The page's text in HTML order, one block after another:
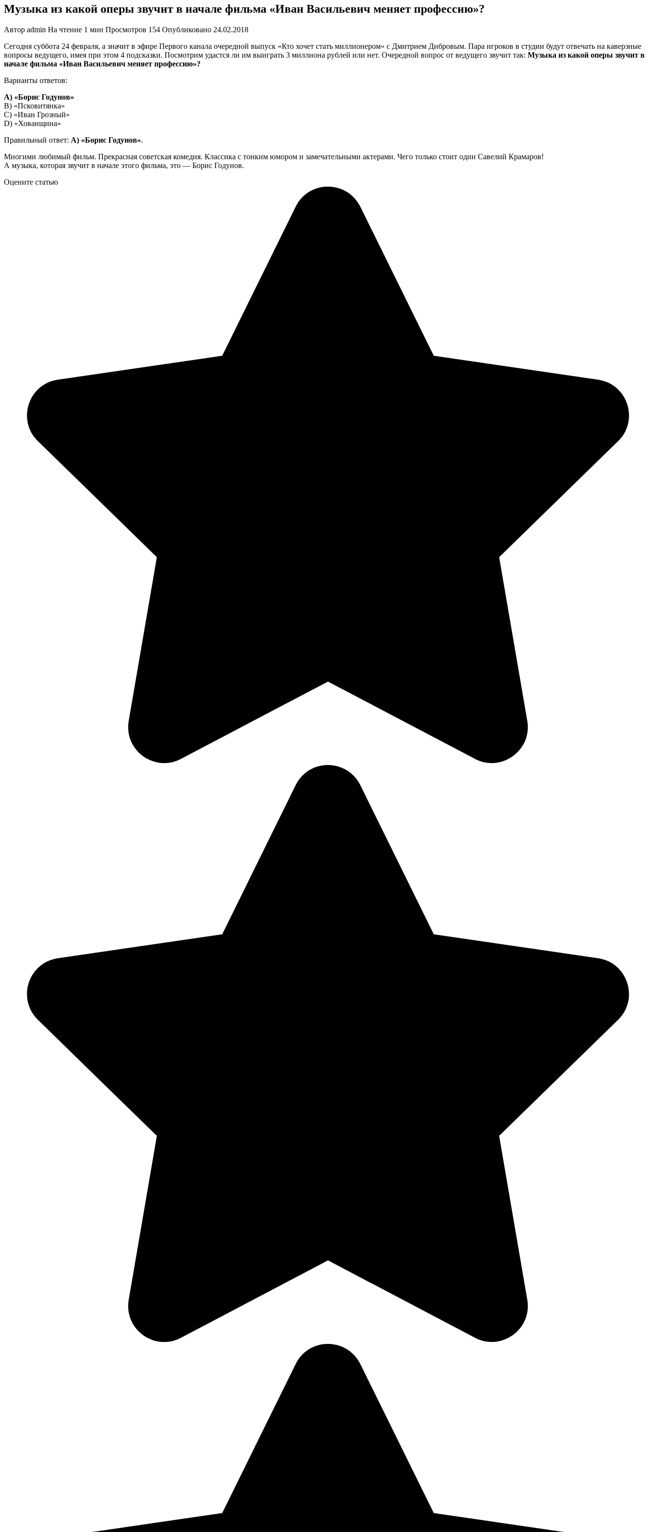
Музыка из какой оперы звучит в начале фильма «Иван Васильевич меняет профессию»?
Автор admin На чтение 1 мин Просмотров 154 Опубликовано 24.02.2018
Сегодня суббота 24 февраля, а значит в эфире Первого канала очередной выпуск «Кто хочет стать миллионером» с Дмитрием Дибровым. Пара игроков в студии будут отвечать на каверзные
вопросы ведущего, имея при этом 4 подсказки. Посмотрим удастся ли им выиграть 3 миллиона рублей или нет. Очередной вопрос от ведущего звучит так: Музыка из какой оперы звучит в
начале фильма «Иван Васильевич меняет профессию»?
Варианты ответов:
A) «Борис Годунов»
B) «Псковитянка»
C) «Иван Грозный»
D) «Хованщина»
Правильный ответ: A) «Борис Годунов».
Многими любимый фильм. Прекрасная советская комедия. Классика с тонким юмором и замечательными актерами. Чего только стоит один Савелий Крамаров!
А музыка, которая звучит в начале этого фильма, это — Борис Годунов.
Оцените статью